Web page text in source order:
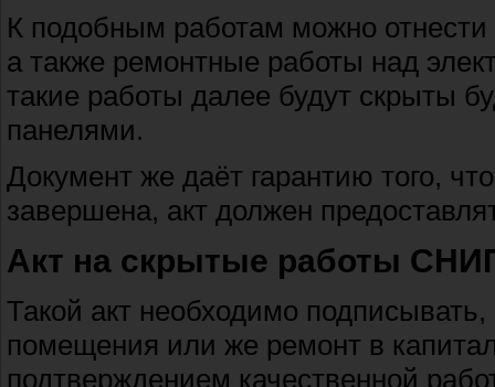
К подобным работам можно
а также ремонтные работы над
такие работы далее будут скрыты
панелями.
Документ же даёт гарантию того,
завершена, акт должен
Акт на скрытые работы
Такой акт необходимо подписывать,
помещения или же ремонт в
подтверждением качественной